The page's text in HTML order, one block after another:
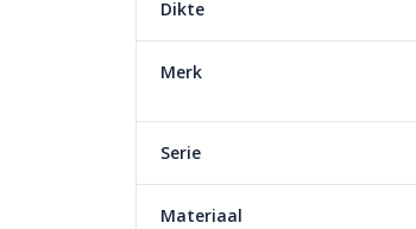
Dikte
Merk
Serie
Materiaal